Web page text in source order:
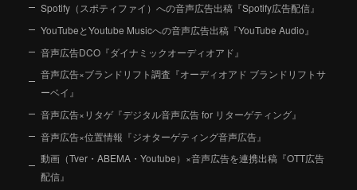
Spotify（スポティファイ）への音声広告出稿『Spotify広告配信』
YouTubeとYoutube Musicへの音声広告出稿『YouTube Audio』
音声広告DCO『ダイナミックオーディオアド』
音声広告×ブランドリフト調査『オーディオアド ブランドリフトサ
ーベイ』
音声広告×リタゲ『デジタル音声広告 for リターゲティング』
音声広告×位置情報『ジオターゲティング音声広告』
動画（Tver・ABEMA・Youtube）×音声広告を連携出稿『OTT広告
配信』